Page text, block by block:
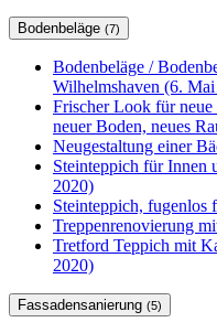
Bodenbeläge (7)
Bodenbeläge /
Wilhelmshaven (6.
Frischer Look für neue
neuer Boden, neues
Neugestaltung einer
Steinteppich für Innen
2020)
Steinteppich, fugenlos
Treppenrenovierung
Tretford Teppich mit
2020)
Fassadensanierung (5)